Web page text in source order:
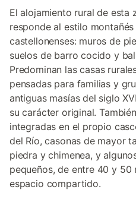
El alojamiento rural de esta
responde al estilo
castellonenses: muros de
suelos de barro cocido y
Predominan las casas
pensadas para familias y
antiguas masías del siglo
su carácter original.
integradas en el propio
del Río, casonas de mayor
piedra y chimenea, y
pequeños, de entre 40 y 50
espacio compartido.